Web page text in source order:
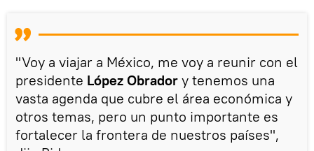
"Voy a viajar a México, me voy a reunir con el
presidente López Obrador y tenemos una
vasta agenda que cubre el área económica y
otros temas, pero un punto importante es
fortalecer la frontera de nuestros países",